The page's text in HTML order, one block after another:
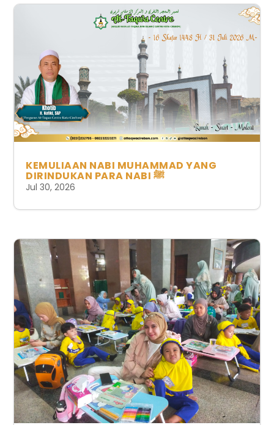
KEMULIAAN NABI MUHAMMAD YANG
DIRINDUKAN PARA NABI ﷺ
Jul 30, 2026